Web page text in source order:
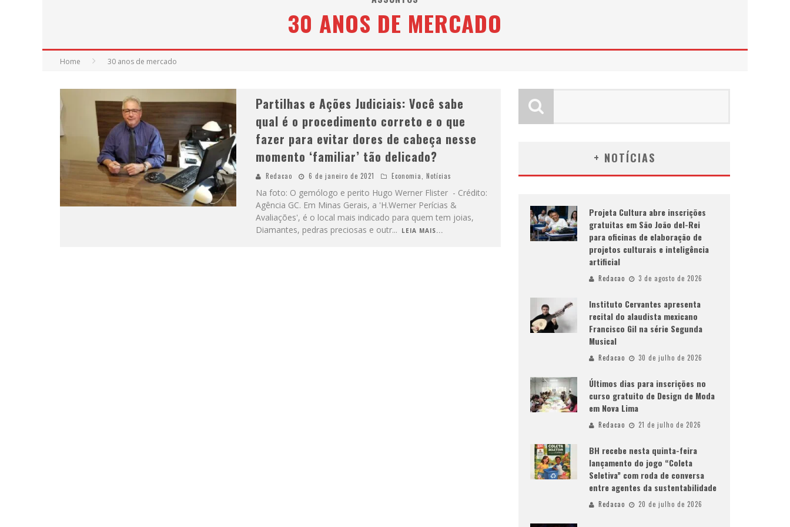
B
H RECEBE NESTA QUINTA-FEIRA LANÇAMENTO DO JOGO “COLETA SELETIVA” COM RODA DE CONVERSA ENTRE AGENTES DA SUSTENTABILIDADE
30 ANOS DE MERCADO
Home 30 anos de mercado
Partilhas e Ações Judiciais: Você sabe
qual é o procedimento correto e o que
fazer para evitar dores de cabeça nesse
momento ‘familiar’ tão delicado?
Redacao 6 de janeiro de 2021 Economia Notícias
Na foto: O gemólogo e perito Hugo Werner Flister - Crédito:
Agência GC. Em Minas Gerais, a 'H.Werner Perícias &
Avaliações', é o local mais indicado para quem tem joias,
Diamantes, pedras preciosas e outr... LEIA MAIS...
+ NOTÍCIAS
Projeta Cultura abre inscrições
gratuitas em São João del-Rei
para oficinas de elaboração de
projetos culturais e inteligência
artificial
Redacao 3 de agosto de 2026
Instituto Cervantes apresenta
recital do alaudista mexicano
Francisco Gil na série Segunda
Musical
Redacao 30 de julho de 2026
Últimos dias para inscrições no
curso gratuito de Design de Moda
em Nova Lima
Redacao 21 de julho de 2026
BH recebe nesta quinta-feira
lançamento do jogo “Coleta
Seletiva” com roda de conversa
entre agentes da sustentabilidade
Redacao 20 de julho de 2026